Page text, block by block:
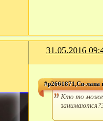
31.05.2016
#p2661871,Св-лана
Кто то